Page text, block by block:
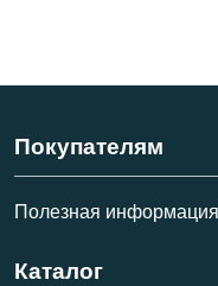
Покупателям
Полезная информация
Каталог